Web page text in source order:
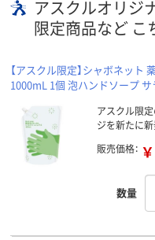
アスクルオリジ
限定商品など こ
【アスクル限定】シャボネット
1000mL 1個 泡ハンドソープ
アスクル限
ジを新たに
販売価格：
数量